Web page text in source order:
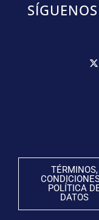
TÉRMINOS,
POLÍTICA
DATOS